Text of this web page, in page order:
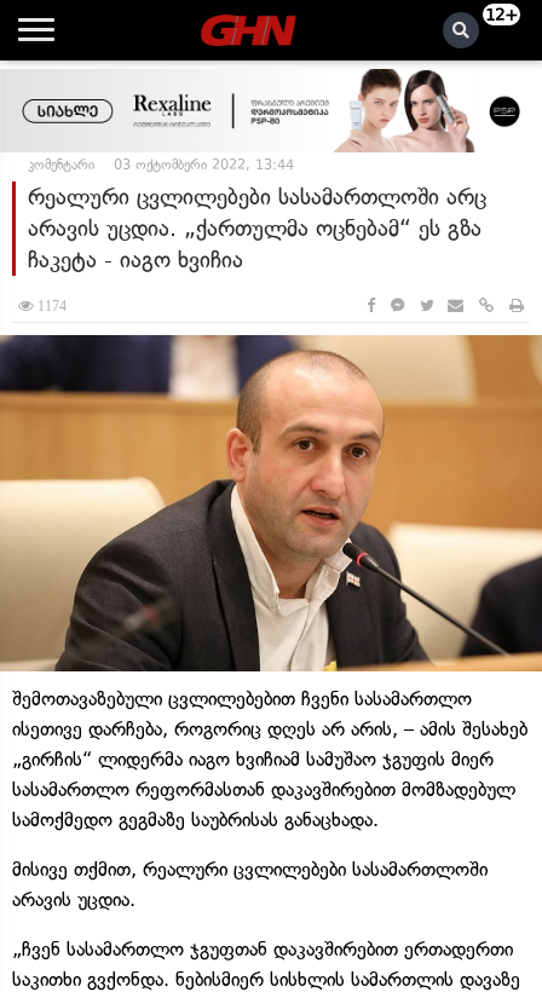
12+
კომენტარი 03 ოქტომბერი 2022, 13:44
რეალური ცვლილებები სასამართლოში არც
არავის უცდია. „ქართულმა ოცნებამ“ ეს გზა
ჩაკეტა - იაგო ხვიჩია
1174
შემოთავაზებული ცვლილებებით ჩვენი სასამართლო
ისეთივე დარჩება, როგორიც დღეს არ არის, – ამის შესახებ
„გირჩის“ ლიდერმა იაგო ხვიჩიამ სამუშაო ჯგუფის მიერ
სასამართლო რეფორმასთან დაკავშირებით მომზადებულ
სამოქმედო გეგმაზე საუბრისას განაცხადა.
მისივე თქმით, რეალური ცვლილებები სასამართლოში
არავის უცდია.
„ჩვენ სასამართლო ჯგუფთან დაკავშირებით ერთადერთი
საკითხი გვქონდა. ნებისმიერ სისხლის სამართლის დავაზე